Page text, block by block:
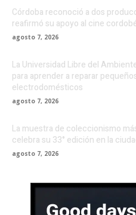
Córdoba reconoció a dos
reafirmó su apoyo al cine
agosto 7, 2026
La Universidad Libre del
para aprender a reparar
electrodomésticos
agosto 7, 2026
La muestra de coleccionismo
celebra su 33° edición en la
agosto 7, 2026